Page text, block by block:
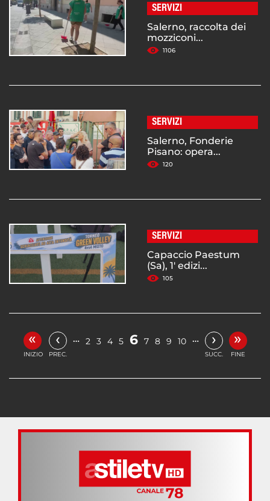
SERVIZI
Salerno, raccolta dei
mozziconi...
1106
SERVIZI
Salerno, Fonderie
Pisano: opera...
120
SERVIZI
Capaccio Paestum
(Sa), 1' edizi...
105
«
INIZIO
‹
PREC.
… 2 3 4 5 6 7 8 9 10 … ›
SUCC.
»
FINE